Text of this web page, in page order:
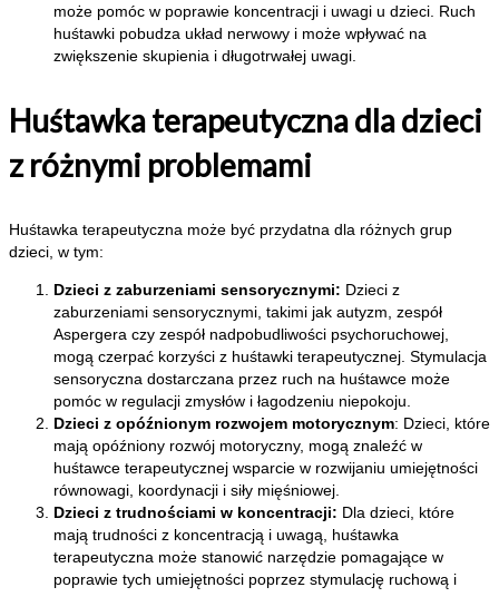
może pomóc w poprawie koncentracji i uwagi u dzieci. Ruch
huśtawki pobudza układ nerwowy i może wpływać na
zwiększenie skupienia i długotrwałej uwagi.
Huśtawka terapeutyczna dla dzieci
z różnymi problemami
Huśtawka terapeutyczna może być przydatna dla różnych grup
dzieci, w tym:
Dzieci z zaburzeniami sensorycznymi: Dzieci z
zaburzeniami sensorycznymi, takimi jak autyzm, zespół
Aspergera czy zespół nadpobudliwości psychoruchowej,
mogą czerpać korzyści z huśtawki terapeutycznej. Stymulacja
sensoryczna dostarczana przez ruch na huśtawce może
pomóc w regulacji zmysłów i łagodzeniu niepokoju.
Dzieci z opóźnionym rozwojem motorycznym: Dzieci, które
mają opóźniony rozwój motoryczny, mogą znaleźć w
huśtawce terapeutycznej wsparcie w rozwijaniu umiejętności
równowagi, koordynacji i siły mięśniowej.
Dzieci z trudnościami w koncentracji: Dla dzieci, które
mają trudności z koncentracją i uwagą, huśtawka
terapeutyczna może stanowić narzędzie pomagające w
poprawie tych umiejętności poprzez stymulację ruchową i